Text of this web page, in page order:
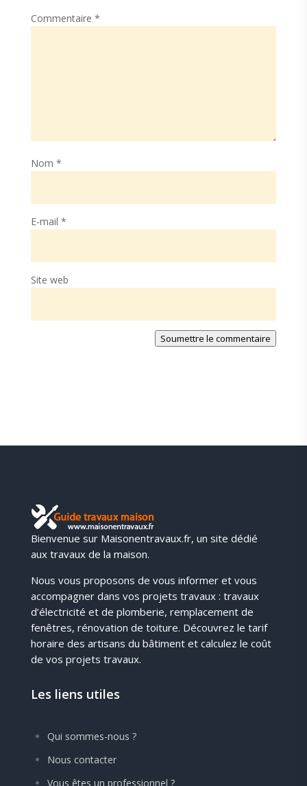
Commentaire *
Nom *
E-mail *
Site web
Soumettre le commentaire
Bienvenue sur Maisonentravaux.fr, un site dédié
aux travaux de la maison.
Nous vous proposons de vous informer et vous
accompagner dans vos projets travaux : travaux
d’électricité et de plomberie, remplacement de
fenêtres, rénovation de toiture. Découvrez le tarif
horaire des artisans du bâtiment et calculez le coût
de vos projets travaux.
Les liens utiles
Qui sommes-nous ?
Nous contacter
Vous êtes un professionnel ?